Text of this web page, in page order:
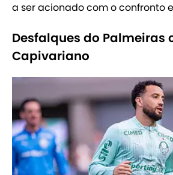
a ser acionado com o confronto
Desfalques do Palmeiras
Capivariano